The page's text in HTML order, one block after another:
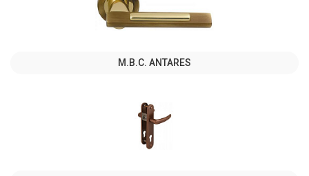
M.B.C. ANTARES